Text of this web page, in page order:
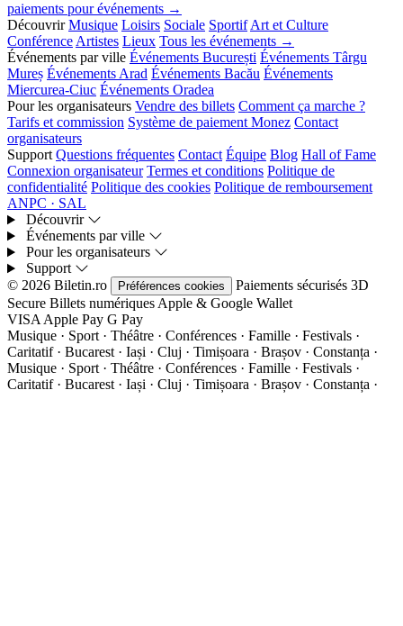
paiements pour événements →
Découvrir Musique Loisirs Sociale Sportif Art et Culture
Conférence Artistes Lieux Tous les événements →
Événements par ville Événements București Événements Târgu
Mureș Événements Arad Événements Bacău Événements
Miercurea-Ciuc Événements Oradea
Pour les organisateurs Vendre des billets Comment ça marche ?
Tarifs et commission Système de paiement Monez Contact
organisateurs
Support Questions fréquentes Contact Équipe Blog Hall of Fame
Connexion organisateur Termes et conditions Politique de
confidentialité Politique des cookies Politique de remboursement
ANPC · SAL
Découvrir
Événements par ville
Pour les organisateurs
Support
© 2026 Biletin.ro
Préférences cookies Paiements sécurisés 3D
Secure Billets numériques Apple & Google Wallet
VISA Apple Pay G Pay
Musique · Sport · Théâtre · Conférences · Famille · Festivals ·
Caritatif · Bucarest · Iași · Cluj · Timișoara · Brașov · Constanța ·
Musique · Sport · Théâtre · Conférences · Famille · Festivals ·
Caritatif · Bucarest · Iași · Cluj · Timișoara · Brașov · Constanța ·